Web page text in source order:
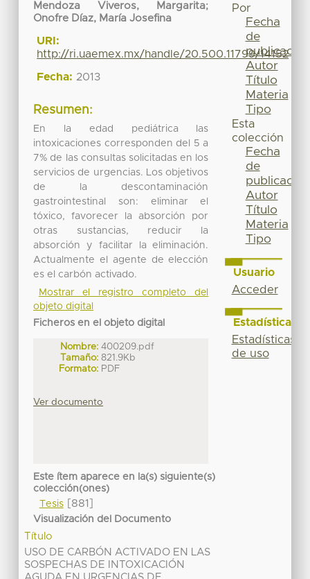
Mendoza Viveros, Margarita;
Onofre Díaz, María Josefina
URI:
http://ri.uaemex.mx/handle/20.500.11799/14152
Fecha: 2013
Resumen:
En la edad pediátrica las
intoxicaciones corresponden del 5 a
7% de las consultas solicitadas en los
servicios de urgencias. Los objetivos
de la descontaminación
gastrointestinal son: eliminar el
tóxico, favorecer la absorción por
otras sustancias, reducir la
absorción y facilitar la eliminación.
Actualmente el agente de elección
es el carbón activado.
Mostrar el registro completo del
objeto digital
Ficheros en el objeto digital
Nombre: 400209.pdf
Tamaño: 821.9Kb
Formato: PDF
Ver documento
Este ítem aparece en la(s) siguiente(s)
colección(ones)
Tesis[881]
Visualización del Documento
Título
USO DE CARBÓN ACTIVADO EN LAS
SOSPECHAS DE INTOXICACIÓN
Por
Fecha
de
publicación
Autor
Título
Materia
Tipo
Esta
colección
Fecha
de
publicación
Autor
Título
Materia
Tipo
Usuario
Acceder
Estadísticas
Estadísticas
de uso